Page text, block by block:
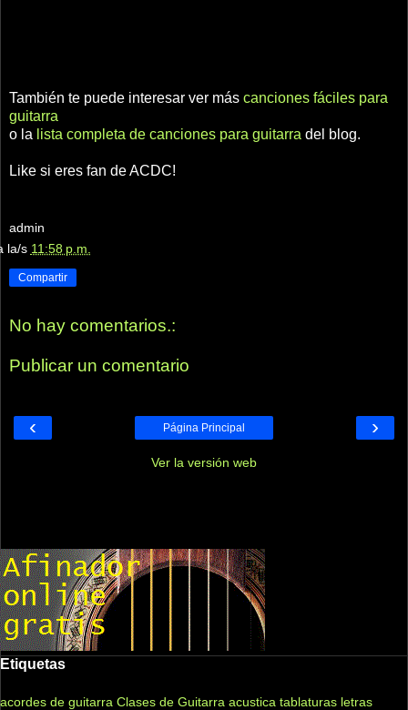
También te puede interesar ver más canciones fáciles para
guitarra
o la lista completa de canciones para guitarra del blog.
Like si eres fan de ACDC!
admin
la/s 11:58 p.m.
Compartir
No hay comentarios.:
Publicar un comentario
‹ ›
Página Principal
Ver la versión web
Etiquetas
acordes de guitarra Clases de Guitarra acustica tablaturas letras